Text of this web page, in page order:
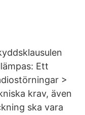
Ett
>
krav, även
ska vara